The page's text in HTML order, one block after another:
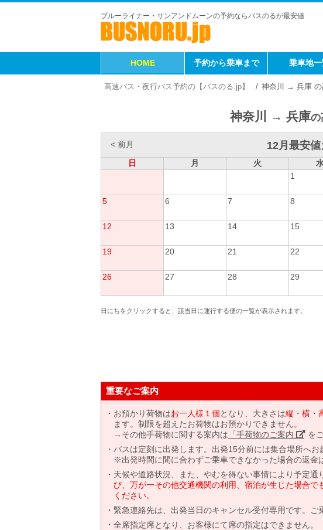
ブルーライナー・サンアンドムーンの予約ならバスのるが最安値
HOME 予約から乗車まで 乗車地
高速バス・夜行バス予約の【バスのる.jp】 神奈川 → 兵庫 の
神奈川 → 兵庫の
< 前月 12月最安
日
月 火
1
5 6 7 8
12 13 14 15
19 20 21 22
26 27 28 29
日にちをクリックすると、該当日に運行する便の一覧が表示されます。
重要なご案内
お預かり荷物はお一人様１個となり、大きさは縦・横・
ます。制限を超えたお荷物はお預かりできません。
→その他手荷物に関する案内は 「手荷物のご案内」 を
バスは定刻に出発します。出発15分前には集合場所へ
※出発時間に間に合わずご乗車できなかった場合の返金
天候や道路状況、また、やむを得ない事情により予定通
び、万が一その他交通機関の利用、宿泊が生じた場合
ください。
緊急連絡先は、出発当日のキャンセル受付専用です。ご
全席指定席となり、お客様にて席の指定はできません。